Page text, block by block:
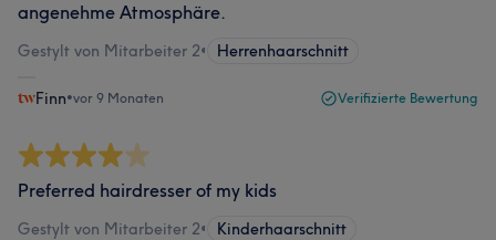
angenehme Atmosphäre.
Gestylt von Mitarbeiter 2• Herrenhaarschnitt
Finn•vor 9 Monaten Verifizierte Bewertung
Preferred hairdresser of my kids
Gestylt von Mitarbeiter 2• Kinderhaarschnitt